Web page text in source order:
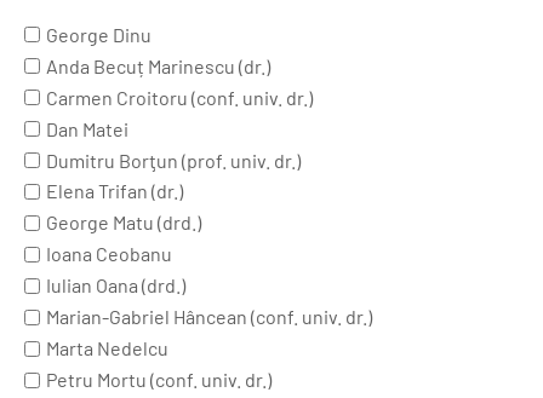
George Dinu
Anda Becuț Marinescu (dr.)
Carmen Croitoru (conf. univ. dr.)
Dan Matei
Dumitru Borţun (prof. univ. dr.)
Elena Trifan (dr.)
George Matu (drd.)
Ioana Ceobanu
Iulian Oana (drd.)
Marian-Gabriel Hâncean (conf. univ. dr.)
Marta Nedelcu
Petru Mortu (conf. univ. dr.)